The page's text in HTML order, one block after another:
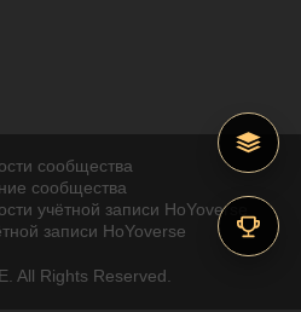
сообщества
сообщества
учётной записи HoYoverse
записи HoYoverse
All Rights Reserved.